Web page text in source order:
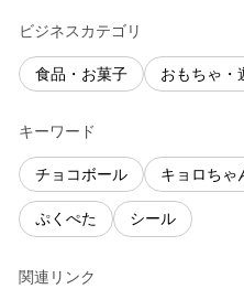
ビジネスカテゴリ
食品・お菓子 おもちゃ・
キーワード
チョコボール キョロちゃ
ぷくぺた シール
関連リンク